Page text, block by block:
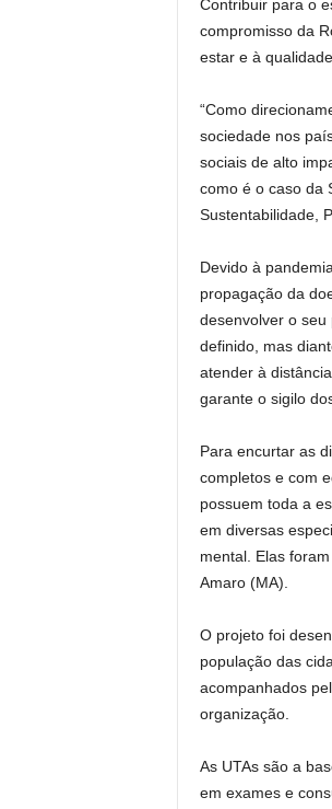
Contribuir para o
compromisso da
estar e à
“Como
sociedade nos
sociais de alto
como é o caso da
Sustentabilidade,
Devido à
propagação da
desenvolver o seu
definido, mas
atender à
garante o sigilo
Para encurtar as
completos e com
possuem toda a
em diversas
mental. Elas
Amaro (MA).
O projeto foi
população das
acompanhados
organização.
As UTAs são a
em exames e